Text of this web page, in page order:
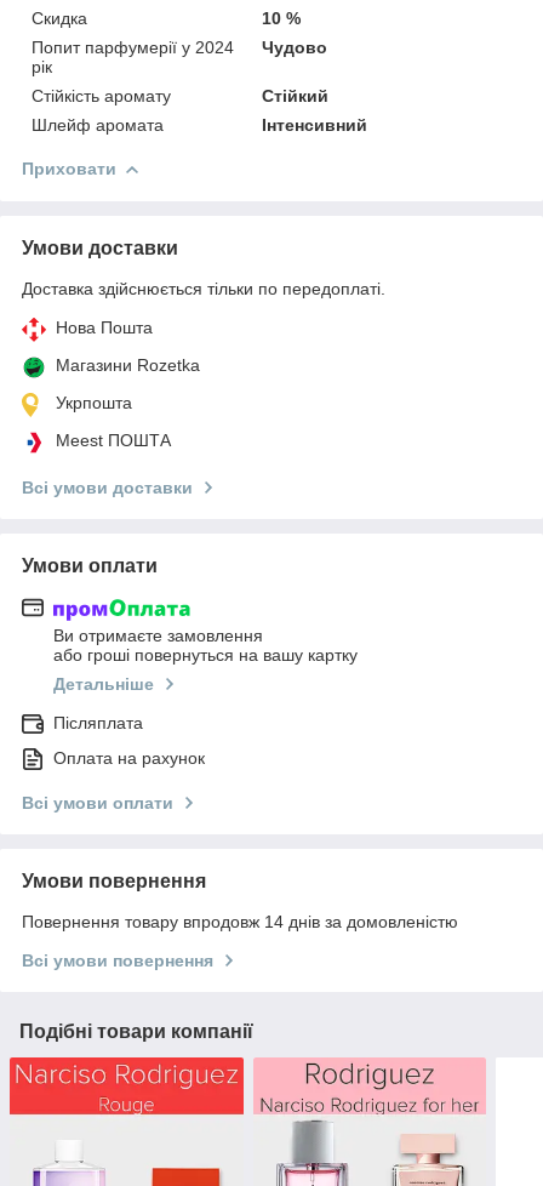
Скидка
10 %
Попит парфумерії у 2024
рік
Чудово
Стійкість аромату
Стійкий
Шлейф аромата
Інтенсивний
Приховати
Умови доставки
Доставка здійснюється тільки по передоплаті.
Нова Пошта
Магазини Rozetka
Укрпошта
Meest ПОШТА
Всі умови доставки
Умови оплати
Ви отримаєте замовлення
або гроші повернуться на вашу картку
Детальніше
Післяплата
Оплата на рахунок
Всі умови оплати
Умови повернення
Повернення товару впродовж 14 днів за домовленістю
Всі умови повернення
Подібні товари компанії